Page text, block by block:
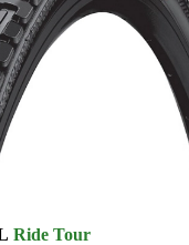
Ride Tour